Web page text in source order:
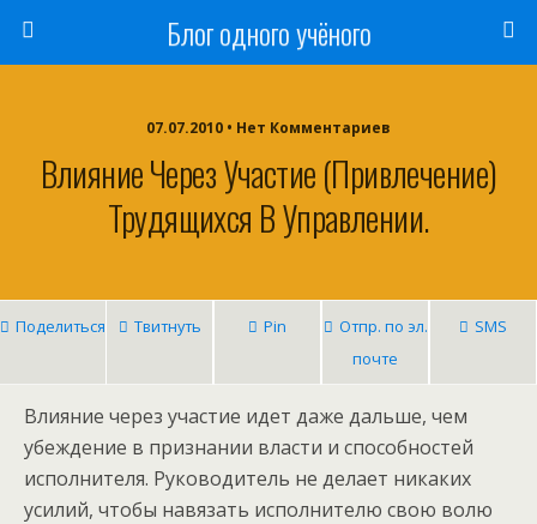
Блог одного учёного
07.07.2010 • Нет Комментариев
Влияние Через Участие (привлечение)
Трудящихся В Управлении.
Поделиться Твитнуть Pin
Отпр. по эл.
почте
SMS
Влияние через участие идет даже дальше, чем
убеждение в признании власти и способностей
исполнителя. Руководитель не делает никаких
усилий, чтобы навязать исполнителю свою волю